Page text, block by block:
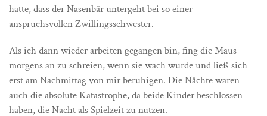
hatte, dass der Nasenbär untergeht bei so einer
anspruchsvollen Zwillingsschwester.
Als ich dann wieder arbeiten gegangen bin, fing die Maus
morgens an zu schreien, wenn sie wach wurde und ließ sich
erst am Nachmittag von mir beruhigen. Die Nächte waren
auch die absolute Katastrophe, da beide Kinder beschlossen
haben, die Nacht als Spielzeit zu nutzen.